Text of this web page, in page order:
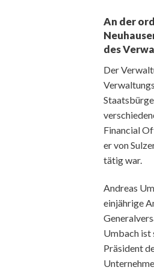
An der
des
Der
Financial
er von
tätig war.
Andreas
einjährige
Umbach ist
Präsident